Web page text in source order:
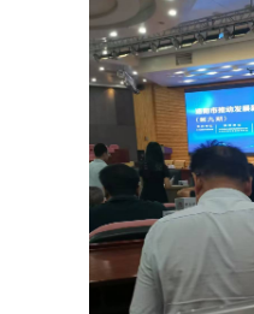
发布时间：